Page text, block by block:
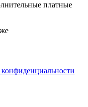
платные